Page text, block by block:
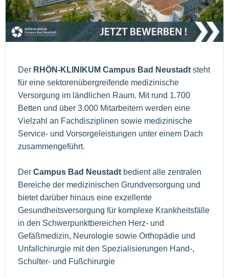
Der RHÖN-KLINIKUM Campus Bad Neustadt steht
für eine sektorenübergreifende medizinische
Versorgung im ländlichen Raum. Mit rund 1.700
Betten und über 3.000 Mitarbeitern werden eine
Vielzahl an Fachdisziplinen sowie medizinische
Service- und Vorsorgeleistungen unter einem Dach
zusammengeführt.
Der Campus Bad Neustadt bedient alle zentralen
Bereiche der medizinischen Grundversorgung und
bietet darüber hinaus eine exzellente
Gesundheitsversorgung für komplexe Krankheitsfälle
in den Schwerpunktbereichen Herz- und
Gefäßmedizin, Neurologie sowie Orthopädie und
Unfallchirurgie mit den Spezialisierungen Hand-,
Schulter- und Fußchirurgie